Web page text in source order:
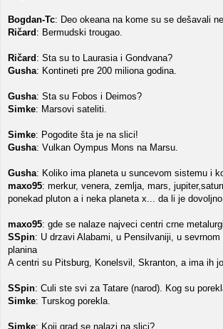
Bogdan-Tc: Deo okeana na kome su se dešavali
Ričard : Bermudski trougao.
Ričard : Sta su to Laurasia i Gondvana?
Gusha: Kontineti pre 200 miliona godina.
Gusha: Sta su Fobos i Deimos?
Simke: Marsovi sateliti.
Simke: Pogodite šta je na slici!
Gusha: Vulkan Oympus Mons na Marsu.
Gusha: Koliko ima planeta u suncevom sistemu i
maxo95: merkur, venera, zemlja, mars,
ponekad pluton a i neka planeta x... da li je
maxo95: gde se nalaze najveci centri crne
SSpin: U drzavi Alabami, u Pensilvaniji, u
planina
A centri su Pitsburg, Konelsvil, Skranton, a ima ih
SSpin: Culi ste svi za Tatare (narod). Kog su
Simke: Turskog porekla.
Simke: Koji grad se nalazi na slici?